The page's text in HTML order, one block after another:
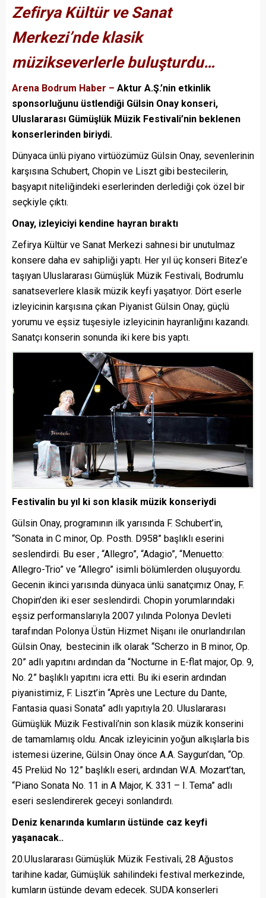
Zefirya Kültür ve Sanat
Merkezi’nde klasik
müzikseverlerle buluşturdu…
Arena Bodrum Haber – Aktur A.Ş.’nin etkinlik
sponsorluğunu üstlendiği Gülsin Onay konseri,
Uluslararası Gümüşlük Müzik Festivali’nin beklenen
konserlerinden biriydi.
Dünyaca ünlü piyano virtüözümüz Gülsin Onay, sevenlerinin
karşısına Schubert, Chopin ve Liszt gibi bestecilerin,
başyapıt niteliğindeki eserlerinden derlediği çok özel bir
seçkiyle çıktı.
Onay, izleyiciyi kendine hayran bıraktı
Zefirya Kültür ve Sanat Merkezi sahnesi bir unutulmaz
konsere daha ev sahipliği yaptı. Her yıl üç konseri Bitez’e
taşıyan Uluslararası Gümüşlük Müzik Festivali, Bodrumlu
sanatseverlere klasik müzik keyfi yaşatıyor. Dört eserle
izleyicinin karşısına çıkan Piyanist Gülsin Onay, güçlü
yorumu ve eşsiz tuşesiyle izleyicinin hayranlığını kazandı.
Sanatçı konserin sonunda iki kere bis yaptı.
Festivalin bu yıl ki son klasik müzik konseriydi
Gülsin Onay, programının ilk yarısında F. Schubert’in,
“Sonata in C minor, Op. Posth. D958” başlıklı eserini
seslendirdi. Bu eser , “Allegro”, “Adagio”, “Menuetto:
Allegro-Trio” ve “Allegro” isimli bölümlerden oluşuyordu.
Gecenin ikinci yarısında dünyaca ünlü sanatçımız Onay, F.
Chopin’den iki eser seslendirdi. Chopin yorumlarındaki
eşsiz performanslarıyla 2007 yılında Polonya Devleti
tarafından Polonya Üstün Hizmet Nişanı ile onurlandırılan
Gülsin Onay, bestecinin ilk olarak “Scherzo in B minor, Op.
20” adlı yapıtını ardından da “Nocturne in E-flat major, Op. 9,
No. 2” başlıklı yapıtını icra etti. Bu iki eserin ardından
piyanistimiz, F. Liszt’in “Après une Lecture du Dante,
Fantasia quasi Sonata” adlı yapıtıyla 20. Uluslararası
Gümüşlük Müzik Festivali’nin son klasik müzik konserini
de tamamlamış oldu. Ancak izleyicinin yoğun alkışlarla bis
istemesi üzerine, Gülsin Onay önce A.A. Saygun’dan, “Op.
45 Prelüd No 12” başlıklı eseri, ardından W.A. Mozart’tan,
“Piano Sonata No. 11 in A Major, K. 331 – I. Tema” adlı
eseri seslendirerek geceyi sonlandırdı.
Deniz kenarında kumların üstünde caz keyfi
yaşanacak..
20.Uluslararası Gümüşlük Müzik Festivali, 28 Ağustos
tarihine kadar, Gümüşlük sahilindeki festival merkezinde,
kumların üstünde devam edecek. SUDA konserleri